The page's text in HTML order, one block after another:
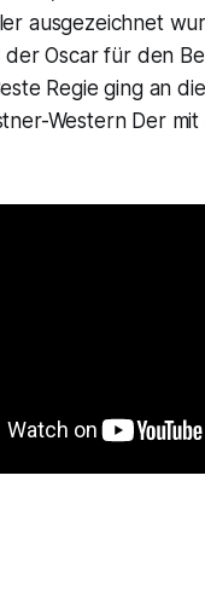
ausgezeichnet
derOscarfür den
Regie ging an
Western Der